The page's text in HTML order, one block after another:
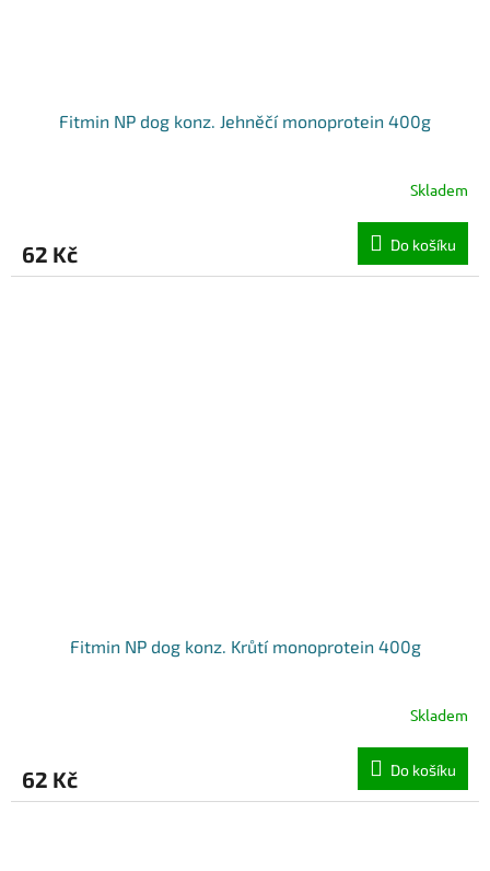
Fitmin NP dog konz. Jehněčí monoprotein 400g
Skladem
62 Kč Do košíku
Fitmin NP dog konz. Krůtí monoprotein 400g
Skladem
62 Kč Do košíku